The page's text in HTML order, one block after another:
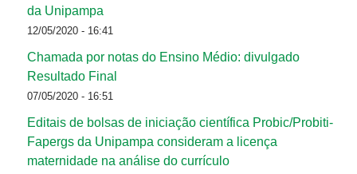
da Unipampa
12/05/2020 - 16:41
Chamada por notas do Ensino Médio: divulgado
Resultado Final
07/05/2020 - 16:51
Editais de bolsas de iniciação científica Probic/Probiti-
Fapergs da Unipampa consideram a licença
maternidade na análise do currículo